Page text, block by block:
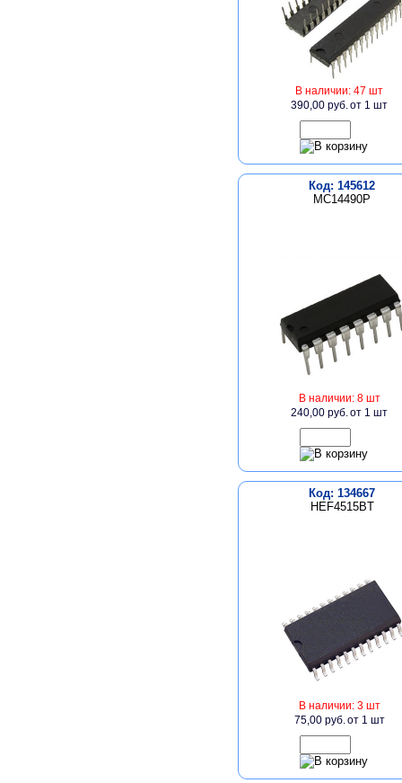
В наличии: 47 шт
390,00 руб.от 1 шт
Код: 145612
MC14490P
В наличии: 8 шт
240,00 руб.от 1 шт
Код: 134667
HEF4515BT
В наличии: 3 шт
75,00 руб.от 1 шт